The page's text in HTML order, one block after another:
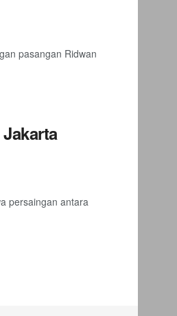
pasangan Ridwan
persaingan antara